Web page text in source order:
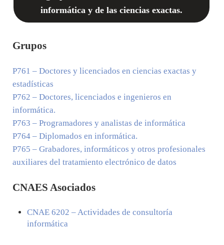
informática y de las ciencias exactas.
Grupos
P761 – Doctores y licenciados en ciencias exactas y
estadísticas
P762 – Doctores, licenciados e ingenieros en
informática.
P763 – Programadores y analistas de informática
P764– Diplomados en informática.
P765 – Grabadores, informáticos y otros profesionales
auxiliares del tratamiento electrónico de datos
CNAES Asociados
CNAE6202 – Actividades de consultoría
informática